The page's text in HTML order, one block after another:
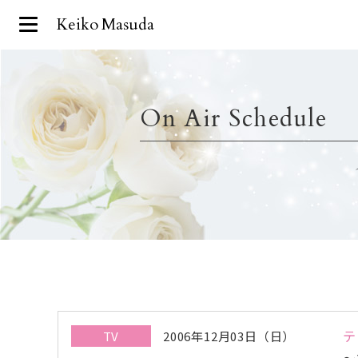
Keiko Masuda
On Air Schedule
TV 2006年12月03日（日）